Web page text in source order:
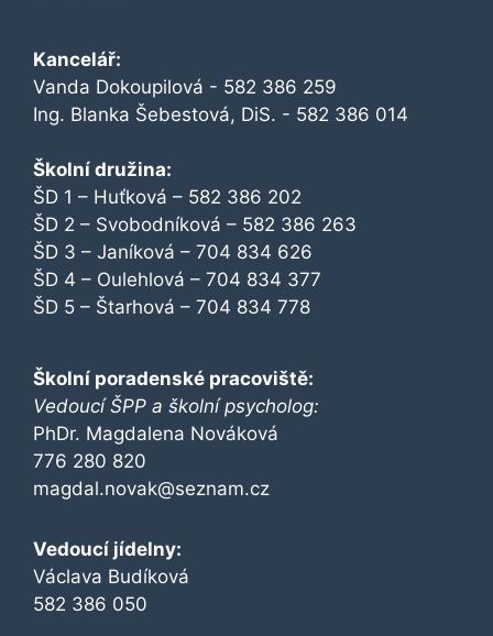
Kancelář:
Vanda Dokoupilová - 582 386 259
Ing. Blanka Šebestová, DiS. - 582 386 014
Školní družina:
ŠD 1 – Huťková – 582 386 202
ŠD 2 – Svobodníková – 582 386 263
ŠD 3 – Janíková – 704 834 626
ŠD 4 – Oulehlová – 704 834 377
ŠD 5 – Štarhová – 704 834 778
Školní poradenské pracoviště:
Vedoucí ŠPP a školní psycholog:
PhDr. Magdalena Nováková
776 280 820
magdal.novak@seznam.cz
Vedoucí jídelny:
Václava Budíková
582 386 050